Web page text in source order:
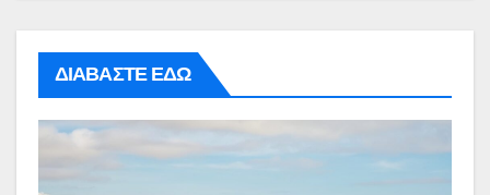
ΔΙΑΒΑΣΤΕ ΕΔΩ